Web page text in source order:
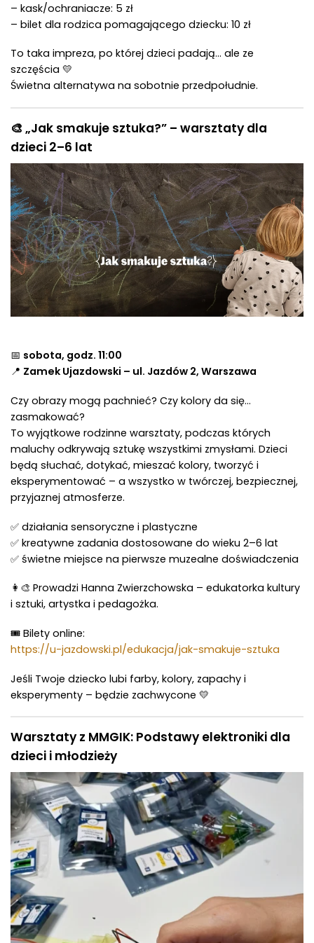
– kask/ochraniacze: 5 zł
– bilet dla rodzica pomagającego dziecku: 10 zł
To taka impreza, po której dzieci padają… ale ze
szczęścia 💛
Świetna alternatywa na sobotnie przedpołudnie.
🎨 „Jak smakuje sztuka?” – warsztaty dla
dzieci 2–6 lat
📅 sobota, godz. 11:00
📍 Zamek Ujazdowski – ul. Jazdów 2, Warszawa
Czy obrazy mogą pachnieć? Czy kolory da się…
zasmakować?
To wyjątkowe rodzinne warsztaty, podczas których
maluchy odkrywają sztukę wszystkimi zmysłami. Dzieci
będą słuchać, dotykać, mieszać kolory, tworzyć i
eksperymentować – a wszystko w twórczej, bezpiecznej,
przyjaznej atmosferze.
✅ działania sensoryczne i plastyczne
✅ kreatywne zadania dostosowane do wieku 2–6 lat
✅ świetne miejsce na pierwsze muzealne doświadczenia
👩‍🎨 Prowadzi Hanna Zwierzchowska – edukatorka kultury
i sztuki, artystka i pedagożka.
🎟 Bilety online:
https://u-jazdowski.pl/edukacja/jak-smakuje-sztuka
Jeśli Twoje dziecko lubi farby, kolory, zapachy i
eksperymenty – będzie zachwycone 💛
Warsztaty z MMGIK: Podstawy elektroniki dla
dzieci i młodzieży